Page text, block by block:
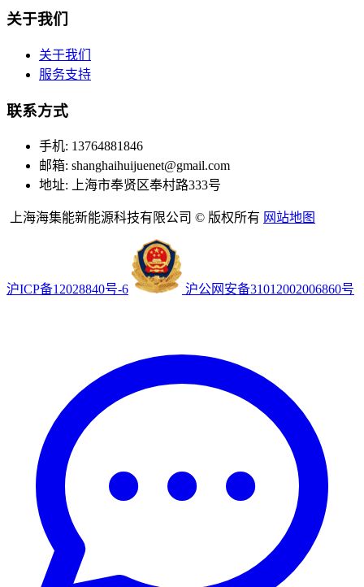
关于我们
关于我们
服务支持
联系方式
手机: 13764881846
邮箱: shanghaihuijuenet@gmail.com
地址: 上海市奉贤区奉村路333号
上海海集能新能源科技有限公司 © 版权所有 网站地图
沪ICP备12028840号-6 沪公网安备31012002006860号